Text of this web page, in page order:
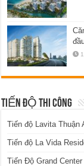
TIẾN ĐỘ THI CÔNG
Tiến độ Lavita Thuận
Tiến độ La Vida
Tiến Độ Grand Center